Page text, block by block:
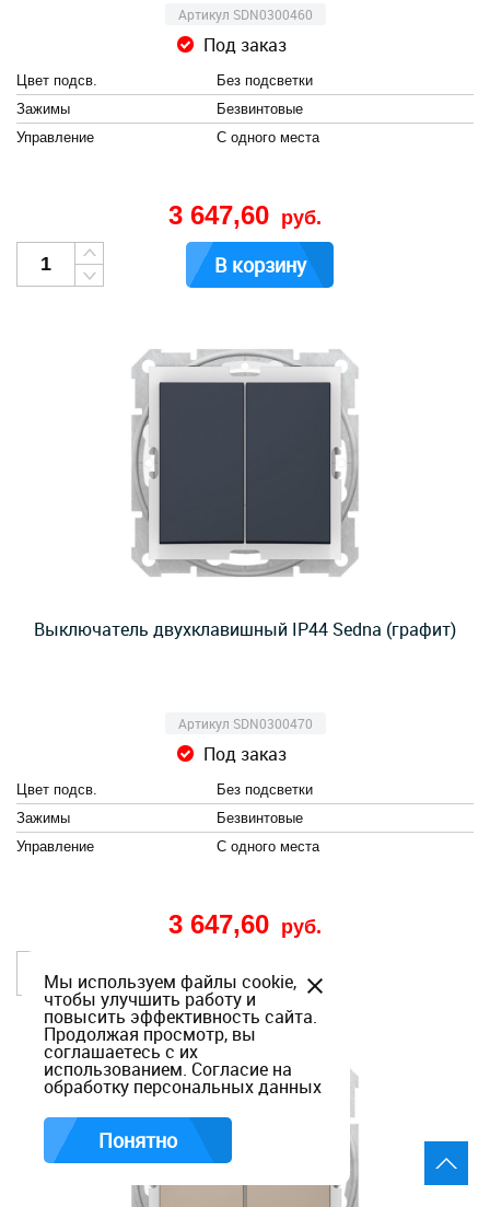
Артикул SDN0300460
Под заказ
Цвет подсв.
Без подсветки
Зажимы
Безвинтовые
Управление
С одного места
3 647,60 руб.
В корзину
Выключатель двухклавишный IP44 Sedna (графит)
Артикул SDN0300470
Под заказ
Цвет подсв.
Без подсветки
Зажимы
Безвинтовые
Управление
С одного места
3 647,60 руб.
В корзину
Мы используем файлы cookie,
чтобы улучшить работу и
повысить эффективность сайта.
Продолжая просмотр, вы
соглашаетесь с их
использованием. Согласие на
обработку персональных данных
Понятно